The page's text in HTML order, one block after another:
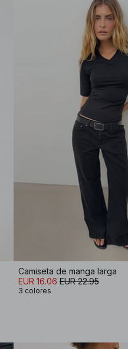
Camiseta de manga larga
EUR 16.06 EUR 22.95
3 colores